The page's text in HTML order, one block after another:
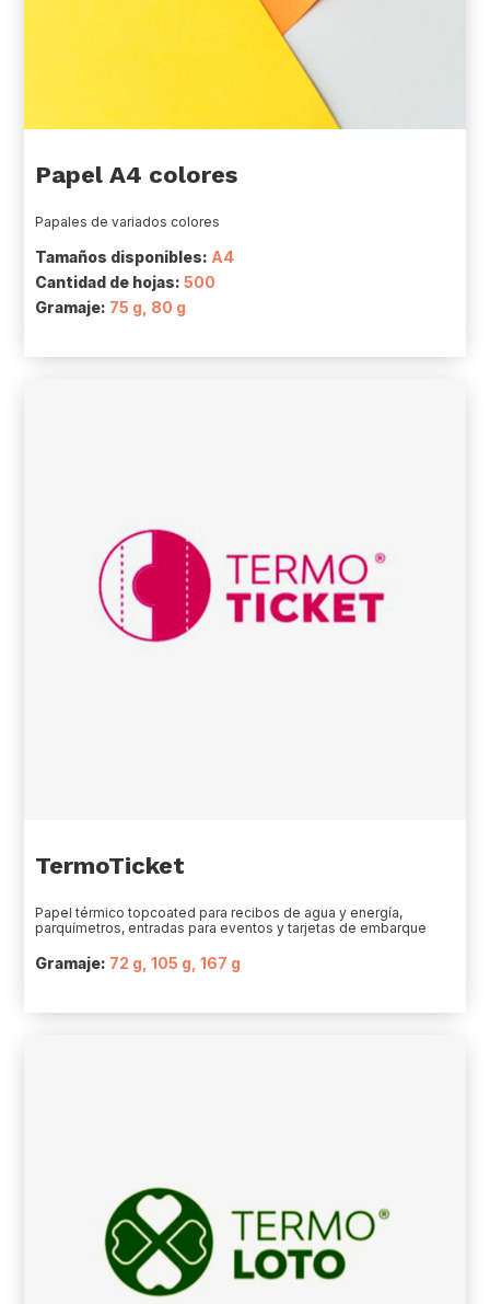
Papel A4 colores
Papales de variados colores
Tamaños disponibles: A4
Cantidad de hojas:500
Gramaje: 75 g, 80 g
TermoTicket
Papel térmico topcoated para recibos de agua y energía,
parquímetros, entradas para eventos y tarjetas de embarque
Gramaje: 72 g, 105 g, 167 g